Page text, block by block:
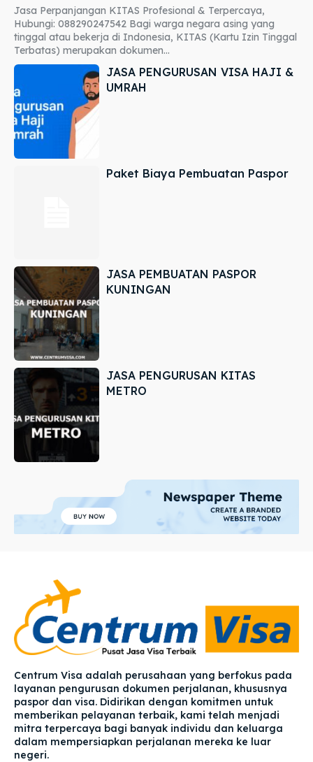
Jasa Perpanjangan KITAS Profesional & Terpercaya,
Hubungi: 088290247542 Bagi warga negara asing yang
tinggal atau bekerja di Indonesia, KITAS (Kartu Izin Tinggal
Terbatas) merupakan dokumen...
JASA PENGURUSAN VISA HAJI &
UMRAH
Paket Biaya Pembuatan Paspor
JASA PEMBUATAN PASPOR
KUNINGAN
JASA PENGURUSAN KITAS
METRO
Centrum Visa adalah perusahaan yang berfokus pada
layanan pengurusan dokumen perjalanan, khususnya
paspor dan visa. Didirikan dengan komitmen untuk
memberikan pelayanan terbaik, kami telah menjadi
mitra terpercaya bagi banyak individu dan keluarga
dalam mempersiapkan perjalanan mereka ke luar
negeri.